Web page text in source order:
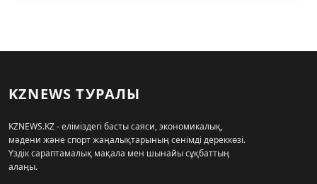
KZNEWS ТУРАЛЫ
KZNEWS.KZ - еліміздегі басты саяси, экономикалық,
мәдени және спорт жаңалықтарының сенімді дереккөзі.
Үздік сараптамалық мақала мен шынайы сұқбаттың
алаңы.